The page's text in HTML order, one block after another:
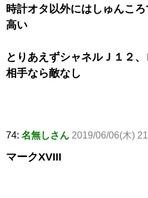
時計オタ以外にはしゅんこ
高い
とりあえずシャネルＪ１２
相手なら敵なし
74: 名無しさん 2019/06/06(木)
マークXVIII